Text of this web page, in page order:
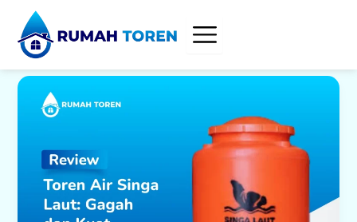
content